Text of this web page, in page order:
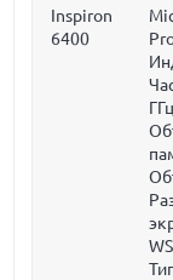
Inspiron
6400
ГГц